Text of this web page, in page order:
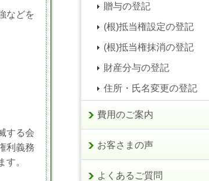
などを
する会
利義務
。
贈与の登記
(根)抵当権設定の登記
(根)抵当権抹消の登記
財産分与の登記
住所・氏名変更の登記
費用のご案内
お客さまの声
よくあるご質問